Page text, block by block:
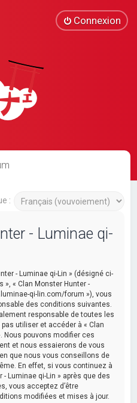
Connexion
:
- Luminae qi-
- Luminae qi-Lin » (désigné ci-
», « Clan Monster Hunter -
qi-lin.com/forum »), vous
des conditions suivantes.
responsable de toutes les
utiliser et accéder à « Clan
Nous pouvons modifier ces
et nous essaierons de vous
que nous vous conseillons de
En effet, si vous continuez à
Luminae qi-Lin » après que des
vous acceptez d’être
modifiées et mises à jour.